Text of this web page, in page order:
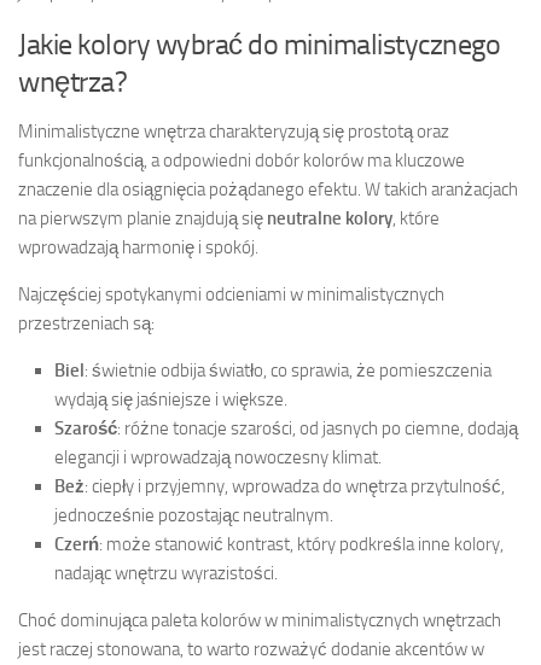
Jakie kolory wybrać do minimalistycznego
wnętrza?
Minimalistyczne wnętrza charakteryzują się prostotą oraz
funkcjonalnością, a odpowiedni dobór kolorów ma kluczowe
znaczenie dla osiągnięcia pożądanego efektu. W takich aranżacjach
na pierwszym planie znajdują się neutralne kolory , które
wprowadzają harmonię i spokój.
Najczęściej spotykanymi odcieniami w minimalistycznych
przestrzeniach są:
Biel: świetnie odbija światło, co sprawia, że pomieszczenia
wydają się jaśniejsze i większe.
Szarość: różne tonacje szarości, od jasnych po ciemne, dodają
elegancji i wprowadzają nowoczesny klimat.
Beż: ciepły i przyjemny, wprowadza do wnętrza przytulność,
jednocześnie pozostając neutralnym.
Czerń: może stanowić kontrast, który podkreśla inne kolory,
nadając wnętrzu wyrazistości.
Choć dominująca paleta kolorów w minimalistycznych wnętrzach
jest raczej stonowana, to warto rozważyć dodanie akcentów w